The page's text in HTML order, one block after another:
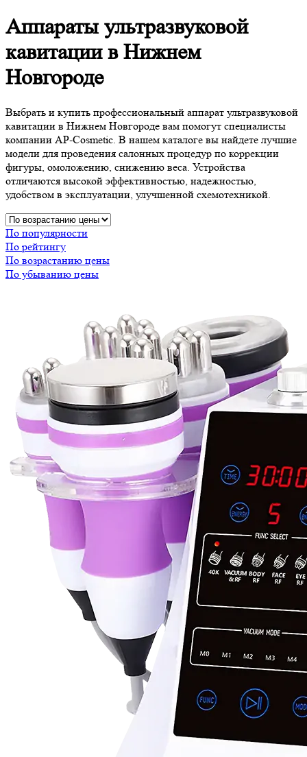
Аппараты ультразвуковой
кавитации в Нижнем
Новгороде
Выбрать и купить профессиональный аппарат ультразвуковой
кавитации в Нижнем Новгороде вам помогут специалисты
компании AP-Cosmetic. В нашем каталоге вы найдете лучшие
модели для проведения салонных процедур по коррекции
фигуры, омоложению, снижению веса. Устройства
отличаются высокой эффективностью, надежностью,
удобством в эксплуатации, улучшенной схемотехникой.
По популярности
По рейтингу
По возрастанию цены
По убыванию цены